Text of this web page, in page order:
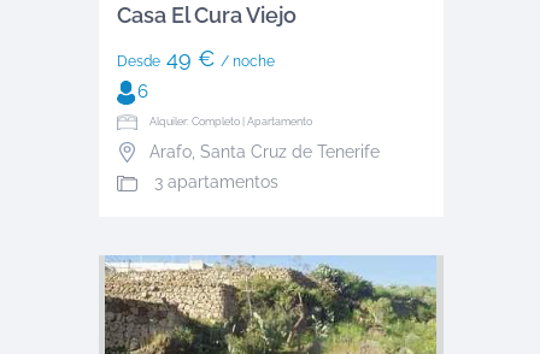
Casa El Cura Viejo
Desde49 € / noche
6
Alquiler: Completo | Apartamento
Arafo, Santa Cruz de Tenerife
3 apartamentos